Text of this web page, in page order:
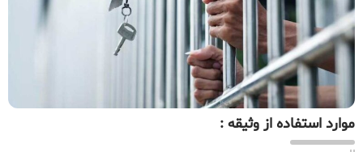
موارد استفاده از وثیقه :